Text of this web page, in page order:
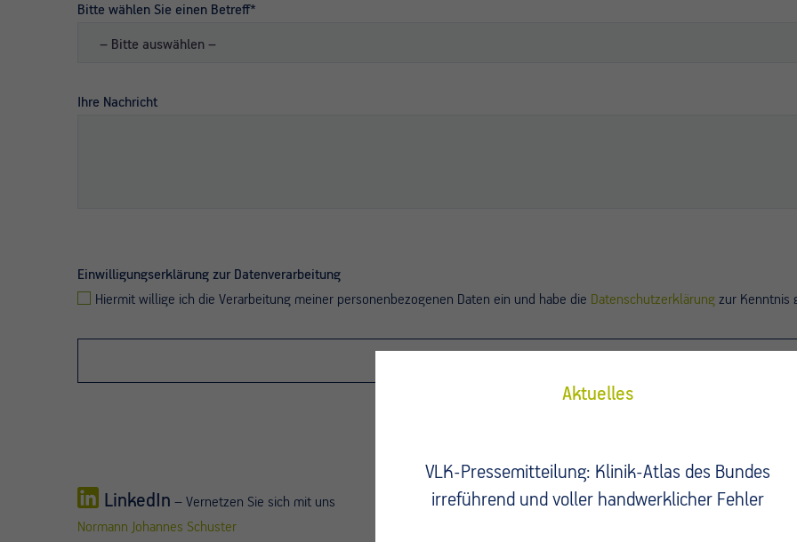
Bitte wählen Sie einen Betreff*
Ihre Nachricht
lasse
dieses
Einwilligungserklärung zur Datenverarbeitung
Hiermit willige ich die Verarbeitung meiner personenbezogenen Daten ein und habe die Datenschutzerklärung zur Kenntnis
LinkedIn – Vernetzen Sie sich mit uns
Normann Johannes Schuster
Aktuelles
VLK-Pressemitteilung: Klinik-Atlas des Bundes
irreführend und voller handwerklicher Fehler